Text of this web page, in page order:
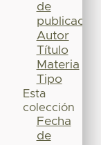
de
publicación
Autor
Título
Materia
Tipo
Esta
colección
Fecha
de